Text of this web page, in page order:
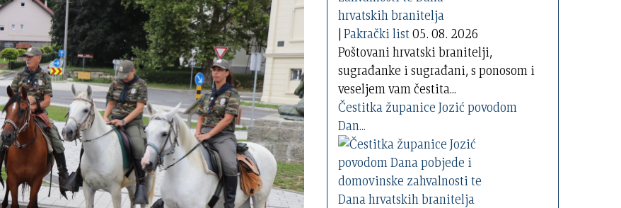
|Pakrački list05. 08. 2026
Poštovani hrvatski branitelji,
sugrađanke i sugrađani, s ponosom i
veseljem vam čestita...
Čestitka županice Jozić povodom
Dan...